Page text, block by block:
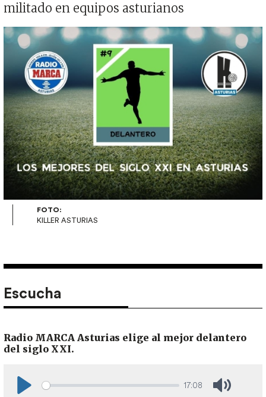
militado en equipos asturianos
Imagen
FOTO:
KILLER ASTURIAS
Escucha
Radio MARCA Asturias elige al mejor delantero
del siglo XXI.
17:08